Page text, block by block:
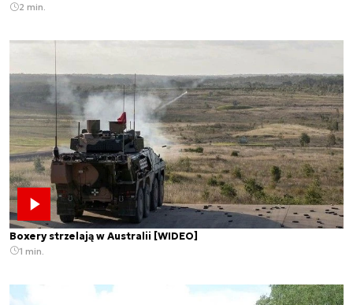
2 min.
Boxery strzelają w Australii [WIDEO]
1 min.